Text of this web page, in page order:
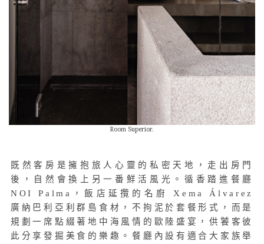
Room Superior.
既然客房是擁抱旅人心靈的私密天地，走出房門
後，自然會換上另一番鮮活風光。循香踏進餐廳
NOI Palma，飯店延攬的名廚 Xema Álvarez
廣納巴利亞利群島食材，不拘泥於套餐形式，而是
規劃一席點綴著地中海風情的歐陸盛宴，供饕客彼
此分享發掘美食的樂趣。餐廳內設有適合大家族舉